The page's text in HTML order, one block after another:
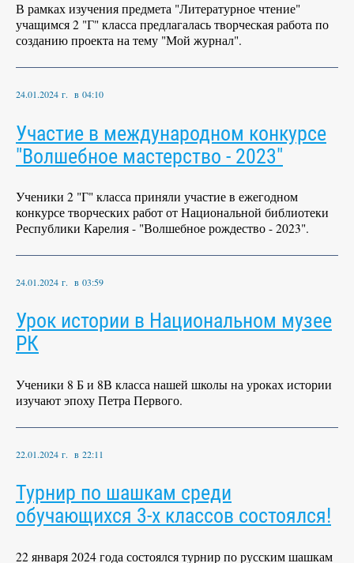
В рамках изучения предмета "Литературное чтение"
учащимся 2 "Г" класса предлагалась творческая работа по
созданию проекта на тему "Мой журнал".
24.01.2024 г. в 04:10
Участие в международном конкурсе
"Волшебное мастерство - 2023"
Ученики 2 "Г" класса приняли участие в ежегодном
конкурсе творческих работ от Национальной библиотеки
Республики Карелия - "Волшебное рождество - 2023".
24.01.2024 г. в 03:59
Урок истории в Национальном музее
РК
Ученики 8 Б и 8В класса нашей школы на уроках истории
изучают эпоху Петра Первого.
22.01.2024 г. в 22:11
Турнир по шашкам среди
обучающихся 3-х классов состоялся!
22 января 2024 года состоялся турнир по русским шашкам